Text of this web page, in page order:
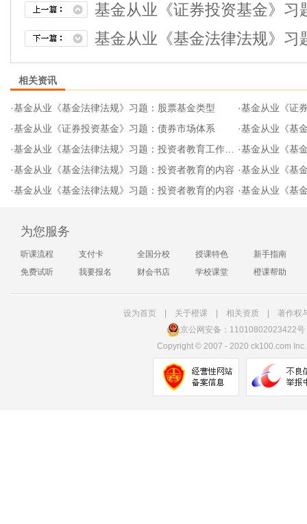
基金从业《证券投资基金》习
基金从业《基金法律法规》习
相关资讯
·基金从业《基金法律法规》习题：股票基金类型 ·基金从业《证
·基金从业《证券投资基金》习题：债券市场体系 ·基金从业《基金
·基金从业《基金法律法规》习题：投资者教育工作的形式 ·基金从业《基金
·基金从业《基金法律法规》习题：投资者教育的内容 ·基金从业《基
·基金从业《基金法律法规》习题：投资者教育的内容 ·基金从业《基
为您服务
听课流程 支付卡 全国分校 授课特色
新手指南
免费试听
我要报名 财会书店 学校课堂 橙课帮助
设为首页| 关于橙课| 相关资质
著作权
京公网安备：11010802023422号
Copyright ©2007 - 2020 ck100.com